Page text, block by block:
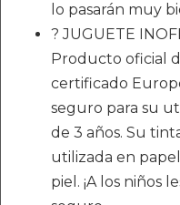
lo pasarán muy
? JUGUETE
Producto oficial
certificado
seguro para su
de 3 años. Su
utilizada en
piel. ¡A los niños